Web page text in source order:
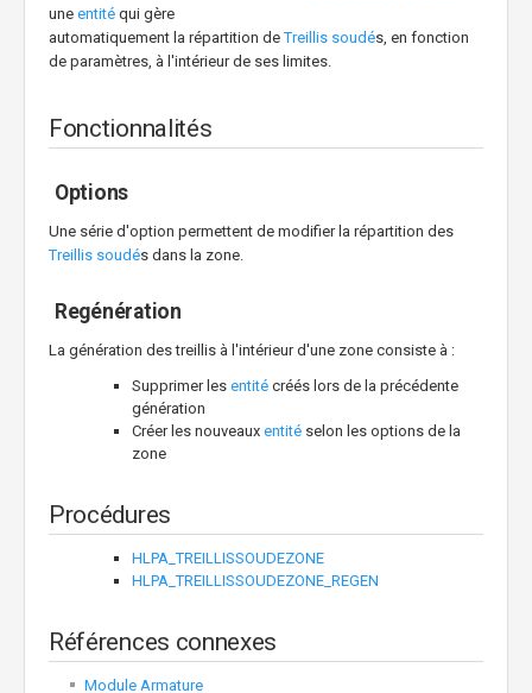
une entité qui gère
automatiquement la répartition deTreillis soudés, en fonction
de paramètres, à l'intérieur de ses limites.
Fonctionnalités
Options
Une série d'option permettent de modifier la répartition des
Treillis soudés dans la zone.
Regénération
La génération des treillis à l'intérieur d'une zone consiste à :
Supprimer les entité créés lors de la précédente
génération
Créer les nouveaux entité selon les options de la
zone
Procédures
HLPA_TREILLISSOUDEZONE
HLPA_TREILLISSOUDEZONE_REGEN
Références connexes
Module Armature